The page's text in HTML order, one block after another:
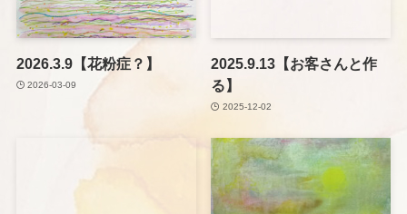
2026.3.9【花粉症？】
2026-03-09
2025.9.13【お客さんと作
る】
2025-12-02